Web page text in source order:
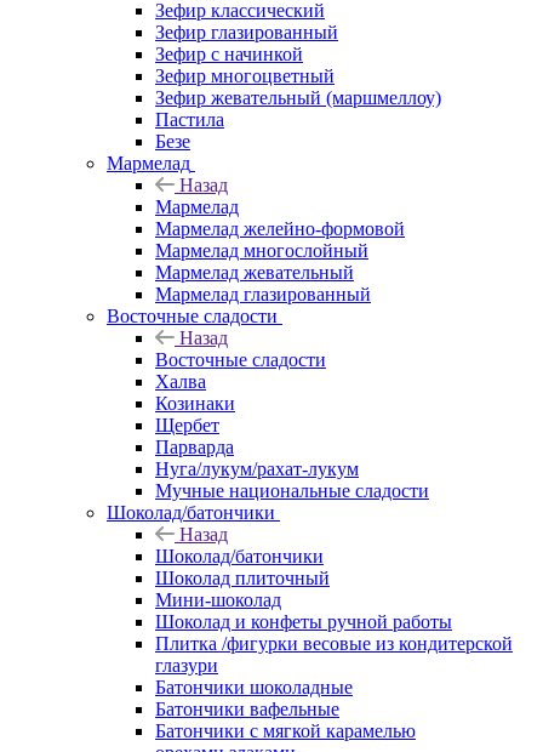
Зефир классический
Зефир глазированный
Зефир с начинкой
Зефир многоцветный
Зефир жевательный (маршмеллоу)
Пастила
Безе
Мармелад
Назад
Мармелад
Мармелад желейно-формовой
Мармелад многослойный
Мармелад жевательный
Мармелад глазированный
Восточные сладости
Назад
Восточные сладости
Халва
Козинаки
Щербет
Парварда
Нуга/лукум/рахат-лукум
Мучные национальные сладости
Шоколад/батончики
Назад
Шоколад/батончики
Шоколад плиточный
Мини-шоколад
Шоколад и конфеты ручной работы
Плитка /фигурки весовые из кондитерской
глазури
Батончики шоколадные
Батончики вафельные
Батончики с мягкой карамелью